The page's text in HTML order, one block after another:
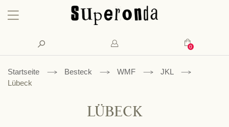
Konto
Mein
Suche
Startseite Besteck WMF
JKL
Lübeck
LÜBECK